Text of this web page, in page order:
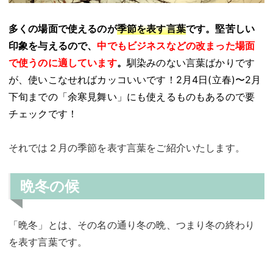
多くの場面で使えるのが季節を表す言葉です。堅苦しい
印象を与えるので、中でもビジネスなどの改まった場面
で使うのに適しています。 馴染みのない言葉ばかりです
が、使いこなせればカッコいいです！2月4日(立春)〜2月
下旬までの「余寒見舞い」にも使えるものもあるので要
チェックです！
それでは２月の季節を表す言葉をご紹介いたします。
晩冬の候
「晩冬」とは、その名の通り冬の晩、つまり冬の終わり
を表す言葉です。